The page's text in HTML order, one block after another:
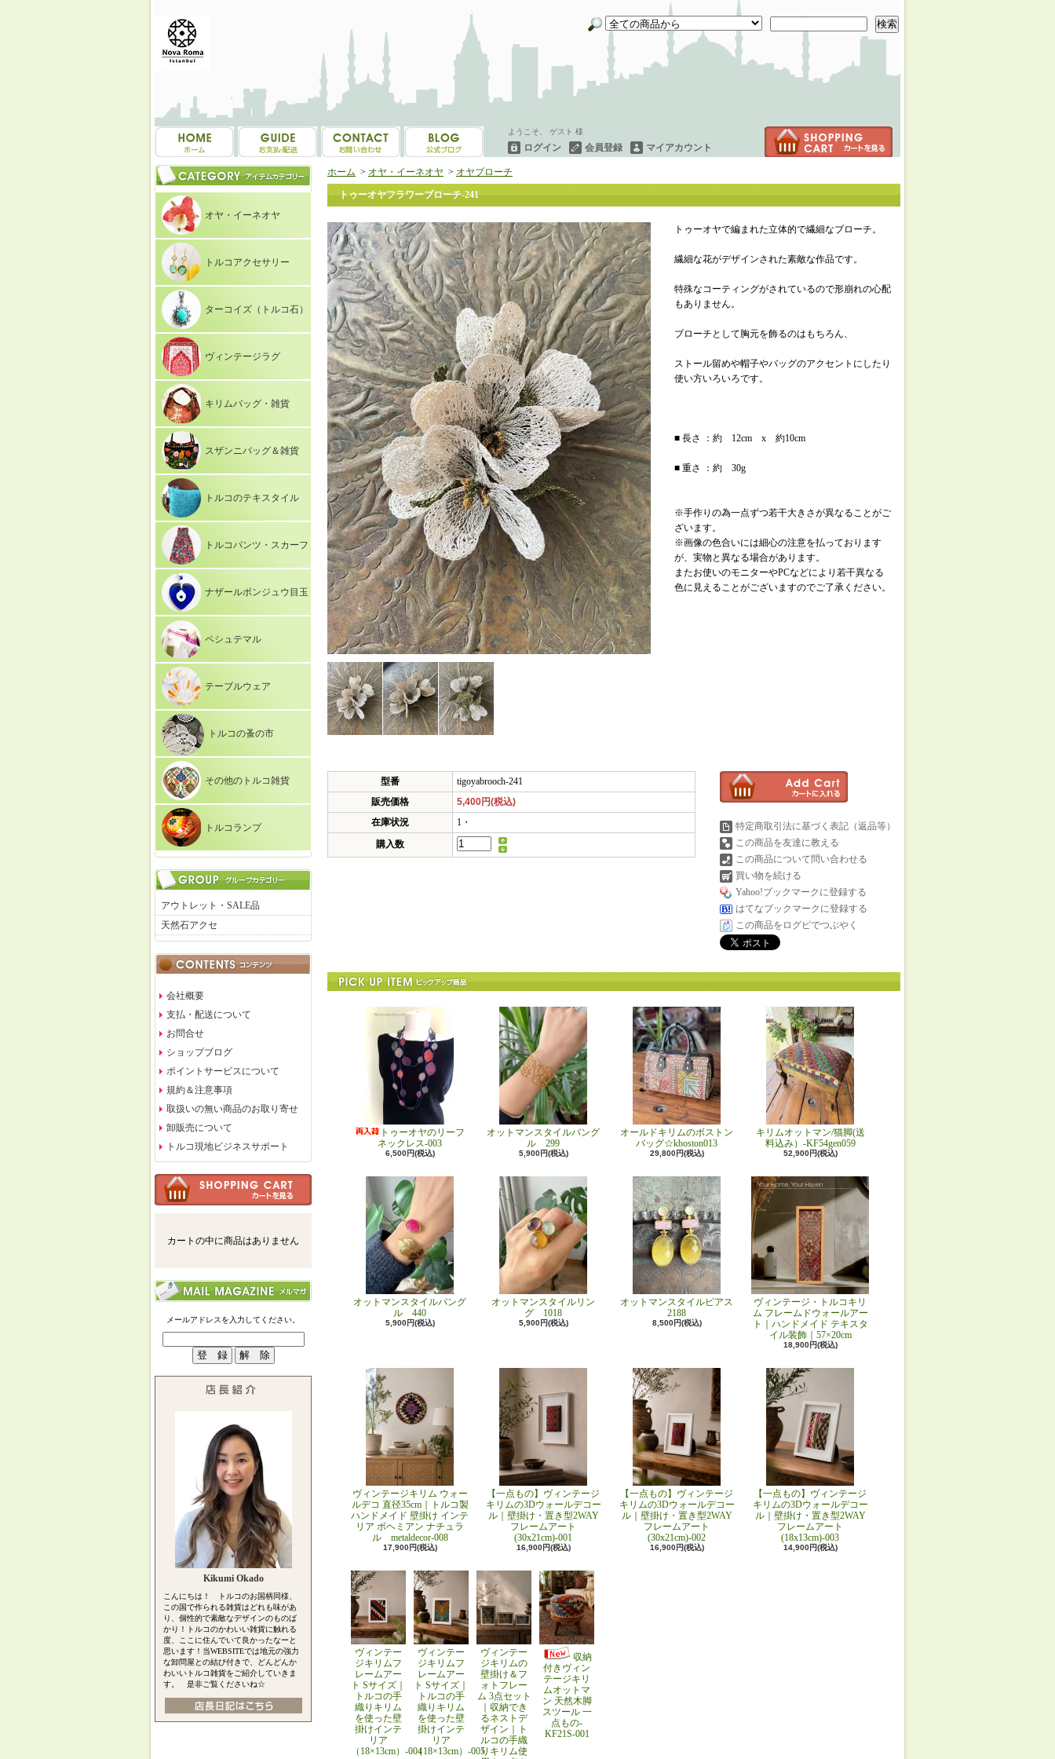
検索
ようこそ、 ゲスト 様
ログイン 会員登録 マイアカウント
オヤ・イーネオヤ
トルコアクセサリー
ターコイズ（トルコ石）
ヴィンテージラグ
キリムバッグ・雑貨
スザンニバッグ＆雑貨
トルコのテキスタイル
トルコパンツ・スカーフ
ナザールボンジュウ目玉
ペシュテマル
テーブルウェア
トルコの蚤の市
その他のトルコ雑貨
トルコランプ
アウトレット・SALE品
天然石アクセ
会社概要
支払・配送について
お問合せ
ショップブログ
ポイントサービスについて
規約＆注意事項
取扱いの無い商品のお取り寄せ
卸販売について
トルコ現地ビジネスサポート
カートの中に商品はありません
メールアドレスを入力してください。
Kikumi Okado
こんにちは！ トルコのお国柄同様、
この国で作られる雑貨はどれも味があ
り、個性的で素敵なデザインのものば
かり！トルコのかわいい雑貨に触れる
度、ここに住んでいて良かったなーと
思います！当WEBSITEでは地元の強力
な卸問屋との結び付きで、どんどんか
わいいトルコ雑貨をご紹介していきま
す。 是非ご覧くださいね☆
ホーム > オヤ・イーネオヤ > オヤブローチ
トゥーオヤフラワーブローチ-241
トゥーオヤで編まれた立体的で繊細なブローチ。
繊細な花がデザインされた素敵な作品です。
特殊なコーティングがされているので形崩れの心配
もありません。
ブローチとして胸元を飾るのはもちろん、
ストール留めや帽子やバッグのアクセントにしたり
使い方いろいろです。
■ 長さ ：約 12cm x 約10cm
■ 重さ ：約 30g
※手作りの為一点ずつ若干大きさが異なることがご
ざいます。
※画像の色合いには細心の注意を払っております
が、実物と異なる場合があります。
またお使いのモニターやPCなどにより若干異なる
色に見えることがございますのでご了承ください。
型番
tigoyabrooch-241
販売価格
5,400円(税込)
在庫状況
1・
購入数
特定商取引法に基づく表記（返品等）
この商品を友達に教える
この商品について問い合わせる
買い物を続ける
Yahoo!ブックマークに登録する
はてなブックマークに登録する
この商品をログピでつぶやく
トゥーオヤのリーフ
ネックレス-003
6,500円(税込)
オットマンスタイルバング
ル 299
5,900円(税込)
オールドキリムのボストン
バッグ☆kboston013
29,800円(税込)
キリムオットマン/猫脚(送
料込み）-KF54gen059
52,900円(税込)
オットマンスタイルバング
ル 440
5,900円(税込)
オットマンスタイルリン
グ 1018
5,900円(税込)
オットマンスタイルピアス
2188
8,500円(税込)
ヴィンテージ・トルコキリ
ム フレームドウォールアー
ト｜ハンドメイド テキスタ
イル装飾｜57×20cm
18,900円(税込)
ヴィンテージキリム ウォー
ルデコ 直径35cm｜トルコ製
ハンドメイド 壁掛け インテ
リア ボヘミアン ナチュラ
ル metaldecor-008
17,900円(税込)
【一点もの】ヴィンテージ
キリムの3Dウォールデコー
ル｜壁掛け・置き型2WAY
フレームアート
(30x21cm)-001
16,900円(税込)
【一点もの】ヴィンテージ
キリムの3Dウォールデコー
ル｜壁掛け・置き型2WAY
フレームアート
(30x21cm)-002
16,900円(税込)
【一点もの】ヴィンテージ
キリムの3Dウォールデコー
ル｜壁掛け・置き型2WAY
フレームアート
(18x13cm)-003
14,900円(税込)
ヴィンテー
ジキリムフ
レームアー
ト Sサイズ｜
トルコの手
織りキリム
を使った壁
掛けインテ
リア
（18×13cm）-004
ヴィンテー
ジキリムフ
レームアー
ト Sサイズ｜
トルコの手
織りキリム
を使った壁
掛けインテ
リア
（18×13cm）-005
ヴィンテー
ジキリムの
壁掛け＆フ
ォトフレー
ム 3点セット
｜収納でき
るネストデ
ザイン｜ト
ルコの手織
りキリム使
収納
付きヴィン
テージキリ
ムオットマ
ン 天然木脚
スツール 一
点もの-
KF21S-001